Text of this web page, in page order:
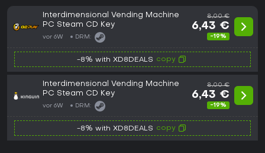
Interdimensional Vending Machine
PC Steam CD Key
vor 6W DRM:
8,00 €
6,43 €
-19%
-8% with XD8DEALS copy
Interdimensional Vending Machine
PC Steam CD Key
vor 6W DRM:
8,00 €
6,43 €
-19%
-8% with XD8DEALS copy